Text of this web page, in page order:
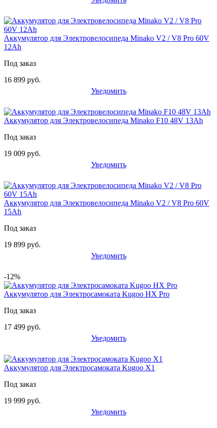
Аккумулятор для Электровелосипеда Minako V2 / V8 Pro 60V
12Ah
Под заказ
16 899 руб.
Уведомить
Аккумулятор для Электровелосипеда Minako F10 48V 13Ah
Под заказ
19 009 руб.
Уведомить
Аккумулятор для Электровелосипеда Minako V2 / V8 Pro 60V
15Ah
Под заказ
19 899 руб.
Уведомить
-12%
Аккумулятор для Электросамоката Kugoo HX Pro
Под заказ
17 499 руб.
Уведомить
Аккумулятор для Электросамоката Kugoo X1
Под заказ
19 999 руб.
Уведомить